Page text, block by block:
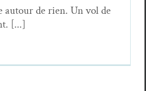
autour de rien. Un vol de
[...]